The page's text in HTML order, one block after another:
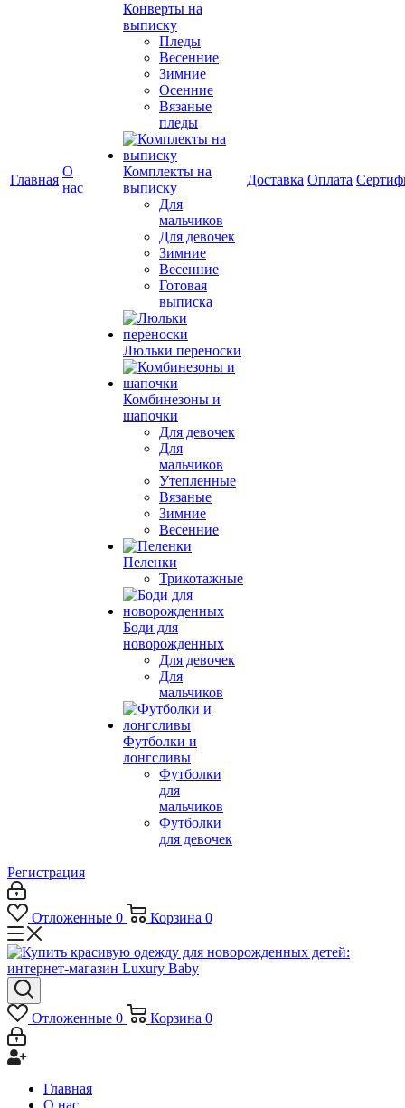
Главная
О
нас
Конверты на
выписку
Пледы
Весенние
Зимние
Осенние
Вязаные
пледы
Комплекты на
выписку
Для
мальчиков
Для девочек
Зимние
Весенние
Готовая
выписка
Люльки переноски
Комбинезоны и
шапочки
Для девочек
Для
мальчиков
Утепленные
Вязаные
Зимние
Весенние
Пеленки
Трикотажные
Боди для
новорожденных
Для девочек
Для
мальчиков
Футболки и
лонгсливы
Футболки
для
мальчиков
Футболки
для девочек
Доставка Оплата
Регистрация
Отложенные 0 Корзина 0
Отложенные 0 Корзина 0
Главная
О нас